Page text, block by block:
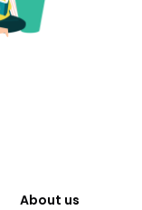
About us